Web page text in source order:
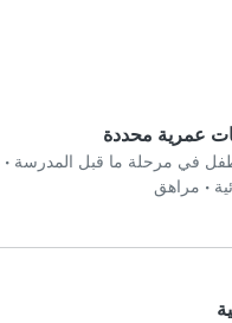
عمرية محددة
في مرحلة ما قبل المدرسة •
• مراهق